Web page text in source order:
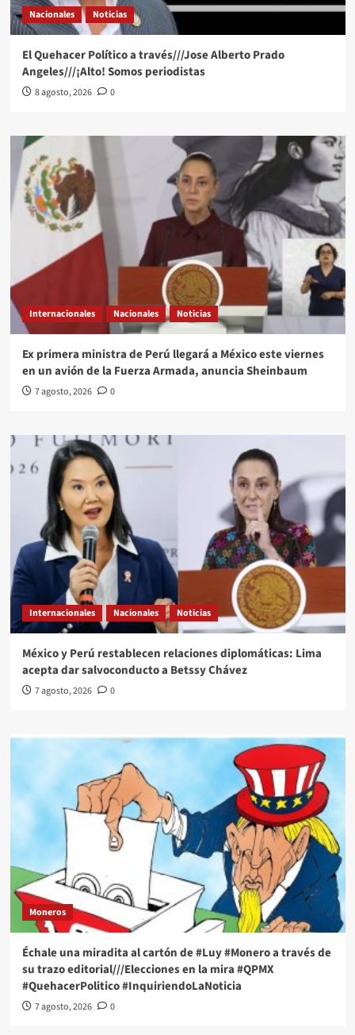
Nacionales Noticias
El Quehacer Político a través///Jose Alberto Prado
Angeles///¡Alto! Somos periodistas
8 agosto, 2026 0
Internacionales Nacionales Noticias
Ex primera ministra de Perú llegará a México este viernes
en un avión de la Fuerza Armada, anuncia Sheinbaum
7 agosto, 2026 0
Internacionales Nacionales Noticias
México y Perú restablecen relaciones diplomáticas: Lima
acepta dar salvoconducto a Betssy Chávez
7 agosto, 2026 0
Moneros
Échale una miradita al cartón de #Luy #Monero a través de
su trazo editorial///Elecciones en la mira #QPMX
#QuehacerPolitico #InquiriendoLaNoticia
7 agosto, 2026 0